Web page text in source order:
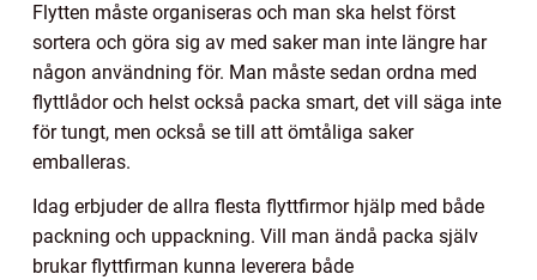
Flytten måste organiseras och man ska helst först
sortera och göra sig av med saker man inte längre har
någon användning för. Man måste sedan ordna med
flyttlådor och helst också packa smart, det vill säga inte
för tungt, men också se till att ömtåliga saker
emballeras.
Idag erbjuder de allra flesta flyttfirmor hjälp med både
packning och uppackning. Vill man ändå packa själv
brukar flyttfirman kunna leverera både